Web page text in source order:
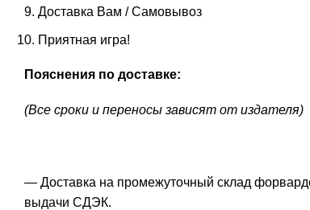
Доставка Вам / Самовывоз
Приятная игра!
Пояснения по доставке:
(Все сроки и переносы зависят от издателя)
— Доставка на промежуточный склад
выдачи СДЭК.